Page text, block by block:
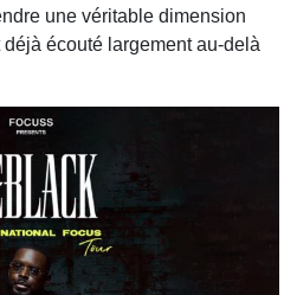
une véritable dimension
écouté largement au-delà